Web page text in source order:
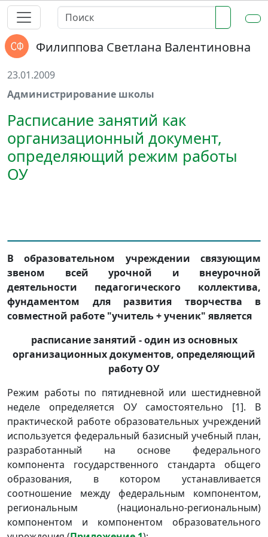
Филиппова Светлана Валентиновна
23.01.2009
Администрирование школы
Расписание занятий как
организационный документ,
определяющий режим работы
ОУ
В образовательном учреждении связующим
звеном всей урочной и внеурочной
деятельности педагогического коллектива,
фундаментом для развития творчества в
совместной работе "учитель + ученик" является
расписание занятий - один из основных
организационных документов, определяющий
работу ОУ
Режим работы по пятидневной или шестидневной
неделе определяется ОУ самостоятельно [1]. В
практической работе образовательных учреждений
используется федеральный базисный учебный план,
разработанный на основе федерального
компонента государственного стандарта общего
образования, в котором устанавливается
соотношение между федеральным компонентом,
региональным (национально-региональным)
компонентом и компонентом образовательного